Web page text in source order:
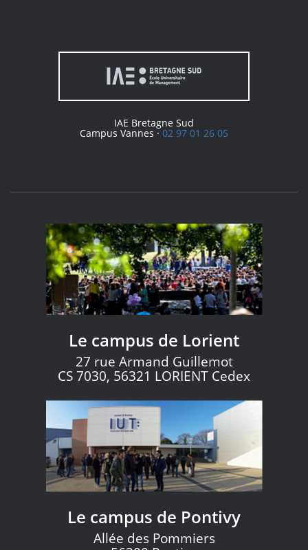
IAE Bretagne Sud
Campus Vannes ·02 97 01 26 05
Le campus de Lorient
27 rue Armand Guillemot
CS 7030, 56321 LORIENT Cedex
Le campus de Pontivy
Allée des Pommiers